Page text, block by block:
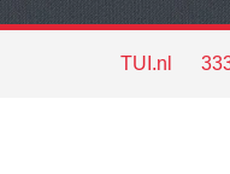
TUI.nl